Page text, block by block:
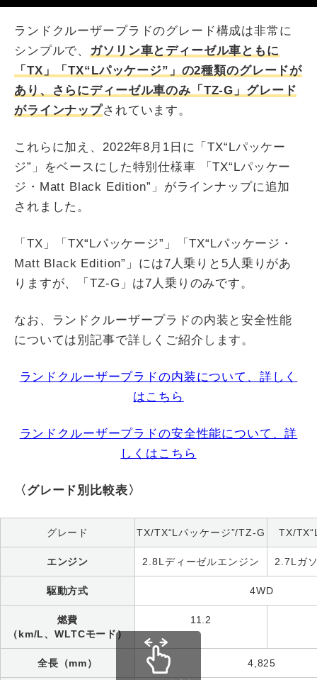
ランドクルーザープラドのグレード構成は非常に
シンプルで、 ガソリン車とディーゼル車ともに
「TX」「TX“Lパッケージ”」の2種類のグレードが
あり、さらにディーゼル車のみ「TZ-G」グレード
がラインナップされています。
これらに加え、2022年8月1日に「TX“Lパッケー
ジ”」をベースにした特別仕様車 「TX“Lパッケー
ジ・Matt Black Edition”」がラインナップに追加
されました。
「TX」「TX“Lパッケージ”」「TX“Lパッケージ・
Matt Black Edition”」には7人乗りと5人乗りがあ
りますが、「TZ-G」は7人乗りのみです。
なお、ランドクルーザープラドの内装と安全性能
については別記事で詳しくご紹介します。
ランドクルーザープラドの内装について、詳しく
はこちら
ランドクルーザープラドの安全性能について、詳
しくはこちら
〈グレード別比較表〉
グレード TX/TX“Lパッケージ”/TZ-G TX/
エンジン 2.8Lディーゼルエンジン 2.7Lガ
駆動方式 4WD
燃費
（km/L、WLTCモード）
11.2
全長（mm） 4,825